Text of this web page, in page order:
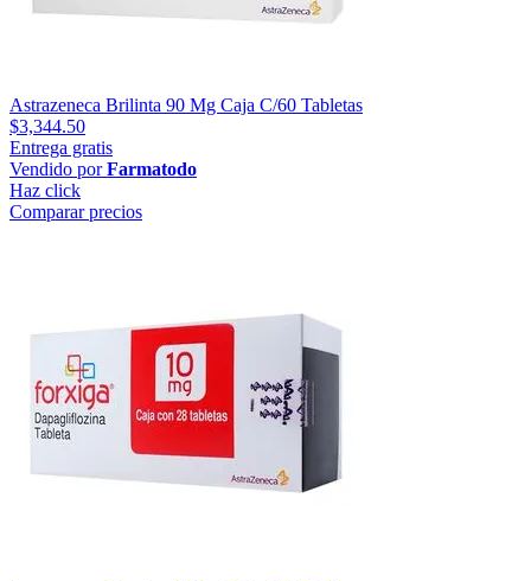
Astrazeneca Brilinta 90 Mg Caja C/60 Tabletas
$3,344.50
Entrega gratis
Vendido porFarmatodo
Haz click
Comparar precios